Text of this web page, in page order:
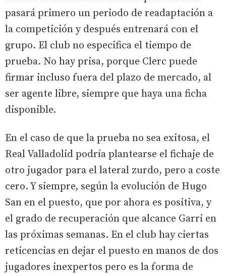
pasará primero un periodo de readaptación a
la competición y después entrenará con el
grupo. El club no especifica el tiempo de
prueba. No hay prisa, porque Clerc puede
firmar incluso fuera del plazo de mercado, al
ser agente libre, siempre que haya una ficha
disponible.
En el caso de que la prueba no sea exitosa, el
Real Valladolid podría plantearse el fichaje de
otro jugador para el lateral zurdo, pero a coste
cero. Y siempre, según la evolución de Hugo
San en el puesto, que por ahora es positiva, y
el grado de recuperación que alcance Garri en
las próximas semanas. En el club hay ciertas
reticencias en dejar el puesto en manos de dos
jugadores inexpertos pero es la forma de